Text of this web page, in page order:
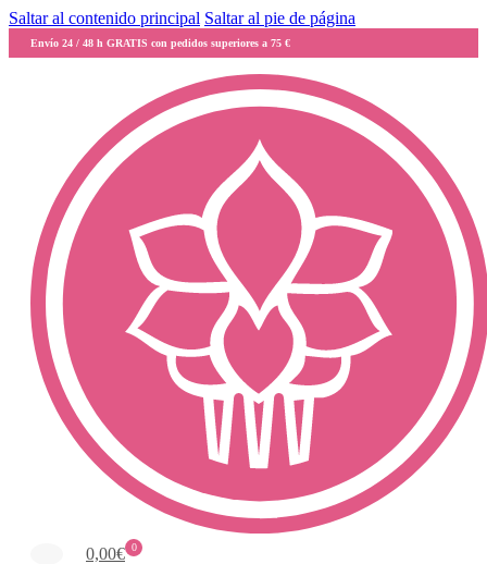
Saltar al contenido principal Saltar al pie de página
Envío 24 / 48 h GRATIS con pedidos superiores a 75 €
0
0,00€